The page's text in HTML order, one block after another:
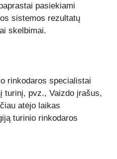
pasiekiami
sistemos rezultatų
skelbimai.
rinkodaros specialistai
turinį, pvz., Vaizdo įrašus,
atėjo laikas
turinio rinkodaros